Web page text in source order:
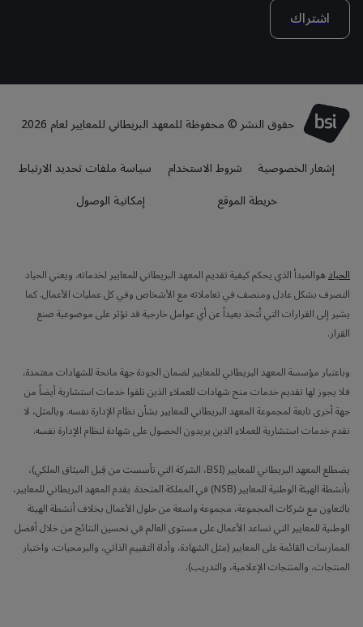
اشتراك
حقوق النشر © محفوظة للمعهد البريطاني للمعايير لعام 2026
إشعار الخصوصية
شروط الاستخدام
سياسة ملفات تحديد الارتباط
خريطة الموقع
إمكانية الوصول
الحيادهوالمبدأ الذي يحكم كيفية تقديم المعهد البريطاني للمعايير لخدماته. ويعني الحياد
التصرف بشكل عادل ومنصف في تعاملاته مع الأشخاص وفي كل عمليات الأعمال. كما
يشير إلى القرارات التي تُتخذ بعيداً عن أي عوامل خارجية قد تؤثر على موضوعية صنع
القرار.
وباعتبار مؤسسة المعهد البريطاني للمعايير لضمان الجودة جهة مانحة للشهادات معتمدة،
فلا يجوز لها تقديم خدمات منح شهادات للعملاء الذين تلقوا خدمات استشارية أيضاً من
جهة أخرى تابعة لمجموعة المعهد البريطاني للمعايير بشأن نظام الإدارة نفسه. وبالمثل، لا
نقدم خدمات استشارية للعملاء الذين يريدون الحصول على شهادة لنظام الإدارة نفسه.
يضطلع المعهد البريطاني للمعايير (BSI، الشركة التي تأسست من قِبل الميثاق الملكي)،
بأنشطة الهيئة الوطنية للمعايير (NSB) في المملكة المتحدة. يقدم المعهد البريطاني للمعايير،
بالتعاون مع شركات المجموعة، مجموعة واسعة من حلول الأعمال بخلاف أنشطة الهيئة
الوطنية للمعايير التي تساعد الأعمال على مستوى العالم في تحسين النتائج من خلال أفضل
الممارسات القائمة على المعايير (مثل الشهادة، وأداة التقييم الذاتي، والبرمجيات، واختبار
المنتجات، والمنتجات الإعلامية، والتدريب).